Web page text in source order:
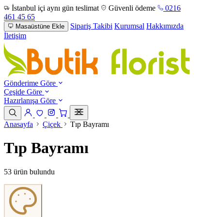
İstanbul içi aynı gün teslimat Güvenli ödeme
0216
461 45 65
Masaüstüne Ekle Sipariş Takibi Kurumsal Hakkımızda
İletişim
Gönderime Göre
Çeşide Göre
Hazırlanışa Göre
Anasayfa Çiçek Tıp Bayramı
Tıp Bayramı
53 ürün bulundu